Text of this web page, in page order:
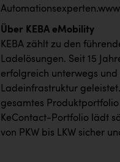
Automationsexperten.
Über KEBA eMobility
KEBA zählt zu den
Ladelösungen. Seit 15
erfolgreich unterwegs
Ladeinfrastruktur
gesamtes
KeContact-Portfolio lädt
von PKW bis LKW sicher